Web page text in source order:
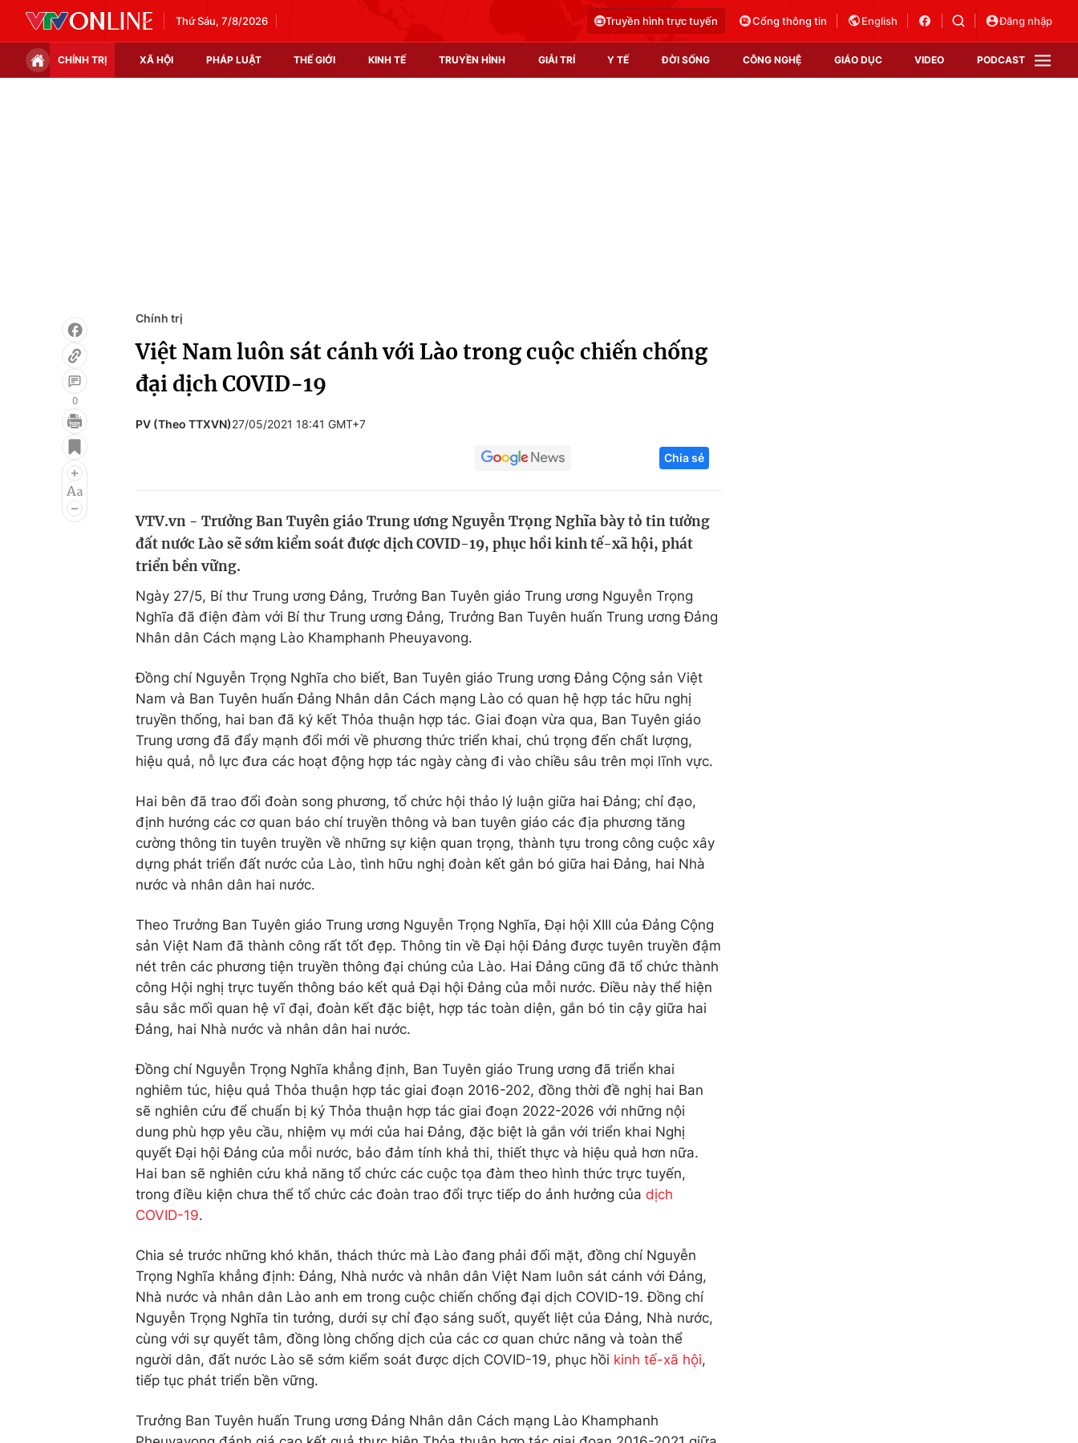
Thứ Sáu, 7/8/2026 Truyền hình trực tuyến Cổng thông tin English Đăng nhập
CHÍNH TRỊ XÃ HỘI PHÁP LUẬT THẾ GIỚI KINH TẾ TRUYỀN HÌNH GIẢI TRÍ Y TẾ ĐỜI SỐNG CÔNG NGHỆ GIÁO DỤC VIDEO PODCAST
Infographic
Điện ảnh
Âm nhạc
Chất lượng cuộc sống
Tuyển sinh
Hitech Công nghệ tương lai
Thị trường
0
Chính trị
Việt Nam luôn sát cánh với Lào trong cuộc chiến chống
đại dịch COVID-19
PV (Theo TTXVN)27/05/2021 18:41 GMT+7
Chia sẻ
VTV.vn - Trưởng Ban Tuyên giáo Trung ương Nguyễn Trọng Nghĩa bày tỏ tin tưởng
đất nước Lào sẽ sớm kiểm soát được dịch COVID-19, phục hồi kinh tế-xã hội, phát
triển bền vững.
Ngày 27/5, Bí thư Trung ương Đảng, Trưởng Ban Tuyên giáo Trung ương Nguyễn Trọng
Nghĩa đã điện đàm với Bí thư Trung ương Đảng, Trưởng Ban Tuyên huấn Trung ương Đảng
Nhân dân Cách mạng Lào Khamphanh Pheuyavong.
Đồng chí Nguyễn Trọng Nghĩa cho biết, Ban Tuyên giáo Trung ương Đảng Cộng sản Việt
Nam và Ban Tuyên huấn Đảng Nhân dân Cách mạng Lào có quan hệ hợp tác hữu nghị
truyền thống, hai ban đã ký kết Thỏa thuận hợp tác. Giai đoạn vừa qua, Ban Tuyên giáo
Trung ương đã đẩy mạnh đổi mới về phương thức triển khai, chú trọng đến chất lượng,
hiệu quả, nỗ lực đưa các hoạt động hợp tác ngày càng đi vào chiều sâu trên mọi lĩnh vực.
Hai bên đã trao đổi đoàn song phương, tổ chức hội thảo lý luận giữa hai Đảng; chỉ đạo,
định hướng các cơ quan báo chí truyền thông và ban tuyên giáo các địa phương tăng
cường thông tin tuyên truyền về những sự kiện quan trọng, thành tựu trong công cuộc xây
dựng phát triển đất nước của Lào, tình hữu nghị đoàn kết gắn bó giữa hai Đảng, hai Nhà
nước và nhân dân hai nước.
Theo Trưởng Ban Tuyên giáo Trung ương Nguyễn Trọng Nghĩa, Đại hội XIII của Đảng Cộng
sản Việt Nam đã thành công rất tốt đẹp. Thông tin về Đại hội Đảng được tuyên truyền đậm
nét trên các phương tiện truyền thông đại chúng của Lào. Hai Đảng cũng đã tổ chức thành
công Hội nghị trực tuyến thông báo kết quả Đại hội Đảng của mỗi nước. Điều này thể hiện
sâu sắc mối quan hệ vĩ đại, đoàn kết đặc biệt, hợp tác toàn diện, gắn bó tin cậy giữa hai
Đảng, hai Nhà nước và nhân dân hai nước.
Đồng chí Nguyễn Trọng Nghĩa khẳng định, Ban Tuyên giáo Trung ương đã triển khai
nghiêm túc, hiệu quả Thỏa thuận hợp tác giai đoạn 2016-202, đồng thời đề nghị hai Ban
sẽ nghiên cứu để chuẩn bị ký Thỏa thuận hợp tác giai đoạn 2022-2026 với những nội
dung phù hợp yêu cầu, nhiệm vụ mới của hai Đảng, đặc biệt là gắn với triển khai Nghị
quyết Đại hội Đảng của mỗi nước, bảo đảm tính khả thi, thiết thực và hiệu quả hơn nữa.
Hai ban sẽ nghiên cứu khả năng tổ chức các cuộc tọa đàm theo hình thức trực tuyến,
trong điều kiện chưa thể tổ chức các đoàn trao đổi trực tiếp do ảnh hưởng của dịch
COVID-19.
Chia sẻ trước những khó khăn, thách thức mà Lào đang phải đối mặt, đồng chí Nguyễn
Trọng Nghĩa khẳng định: Đảng, Nhà nước và nhân dân Việt Nam luôn sát cánh với Đảng,
Nhà nước và nhân dân Lào anh em trong cuộc chiến chống đại dịch COVID-19. Đồng chí
Nguyễn Trọng Nghĩa tin tưởng, dưới sự chỉ đạo sáng suốt, quyết liệt của Đảng, Nhà nước,
cùng với sự quyết tâm, đồng lòng chống dịch của các cơ quan chức năng và toàn thể
người dân, đất nước Lào sẽ sớm kiểm soát được dịch COVID-19, phục hồi kinh tế-xã hội,
tiếp tục phát triển bền vững.
Trưởng Ban Tuyên huấn Trung ương Đảng Nhân dân Cách mạng Lào Khamphanh